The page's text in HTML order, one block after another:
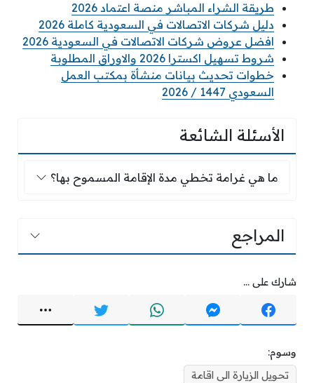
طريقة الشراء المباشر منصة اعتماد 2026
دليل شركات الاتصالات في السعودية كاملة 2026
افضل عروض شركات الاتصالات في السعودية 2026
شروط تسهيل اكسترا 2026 والاوراق المطلوبة
خطوات تحديث بيانات منشأة بمكتب العمل
السعودي 1447 / 2026
الأسئلة الشائعة
ما هي غرامة تخطي مدة الإقامة المسموح بها؟
ما هي غرامة تخطي مدة الإقامة المسموح بها؟
المراجع
شارك على ...
وسوم:
تحويل الزيارة الى اقامة